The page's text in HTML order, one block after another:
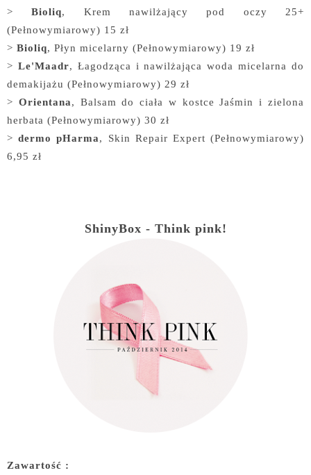
>Bioliq, Krem nawilżający pod oczy 25+
(Pełnowymiarowy) 15 zł
> Bioliq, Płyn micelarny (Pełnowymiarowy) 19 zł
> Le'Maadr, Łagodząca i nawilżająca woda micelarna do
demakijażu (Pełnowymiarowy) 29 zł
> Orientana, Balsam do ciała w kostce Jaśmin i zielona
herbata (Pełnowymiarowy) 30 zł
>dermo pHarma, Skin Repair Expert (Pełnowymiarowy)
6,95 zł
ShinyBox - Think pink!
Zawartość :